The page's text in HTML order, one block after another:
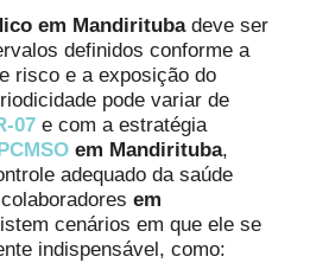
em Mandiritubadeve ser
definidos conforme a
risco e a exposição do
pode variar de
07 e com a estratégia
em Mandirituba,
adequado da saúde
em
cenários em que ele se
indispensável, como: